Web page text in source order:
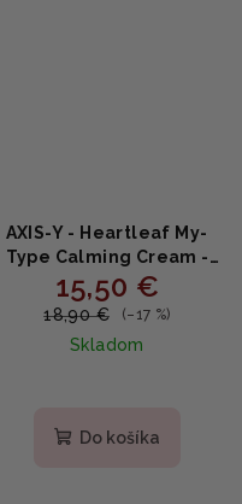
AXIS-Y - Heartleaf My-
Type Calming Cream -
Upokojujúci gélový krém
s heartleaf a centellou
15,50 €
18,90 € (–17 %)
Skladom
produktu
Do košíka